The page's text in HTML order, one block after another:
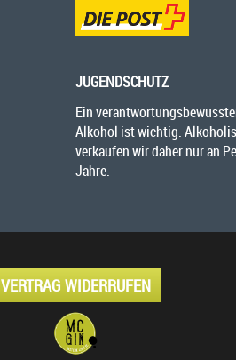
JUGENDSCHUTZ
Ein
Alkohol ist wichtig.
verkaufen wir daher nur an
Jahre.
VERTRAG WIDERRUFEN